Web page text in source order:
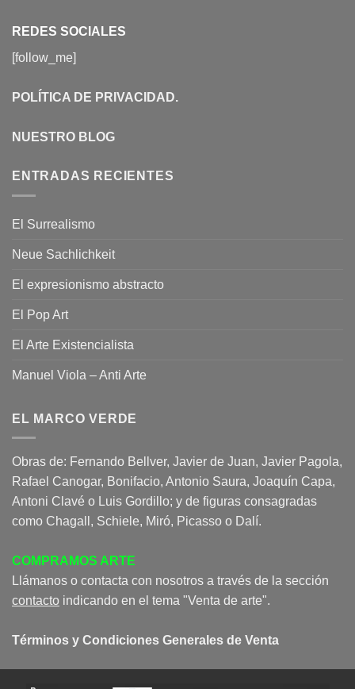
REDES SOCIALES
[follow_me]
POLÍTICA DE PRIVACIDAD.
NUESTRO BLOG
ENTRADAS RECIENTES
El Surrealismo
Neue Sachlichkeit
El expresionismo abstracto
El Pop Art
El Arte Existencialista
Manuel Viola – Anti Arte
EL MARCO VERDE
Obras de: Fernando Bellver, Javier de Juan, Javier Pagola,
Rafael Canogar, Bonifacio, Antonio Saura, Joaquín Capa,
Antoni Clavé o Luis Gordillo; y de figuras consagradas
como Chagall, Schiele, Miró, Picasso o Dalí.
COMPRAMOS ARTE
Llámanos o contacta con nosotros a través de la sección
contacto indicando en el tema "Venta de arte".
Términos y Condiciones Generales de Venta